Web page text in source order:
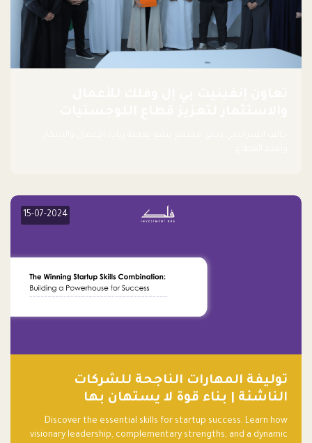
15-07-2024
توليفة المهارات الناجحة للشركات
الناشئة | بناء قوة لا يستهان بها
Discover the essential skills for startup success. Learn how
visionary leadership, complementary strengths, and a dynamic